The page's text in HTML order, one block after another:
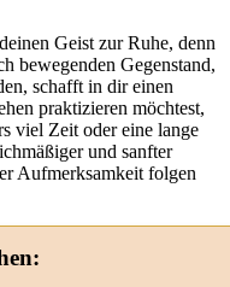
Geist zur Ruhe, denn
bewegenden Gegenstand,
schafft in dir einen
praktizieren möchtest,
viel Zeit oder eine lange
und sanfter
Aufmerksamkeit folgen